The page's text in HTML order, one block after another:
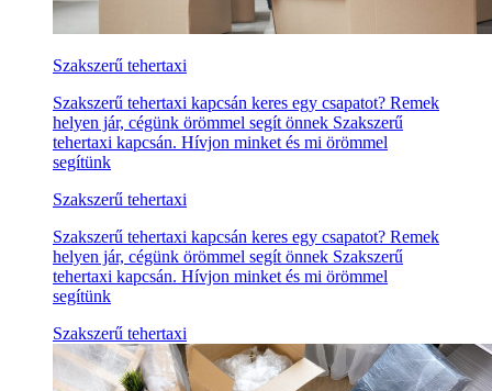
Szakszerű tehertaxi
Szakszerű tehertaxi kapcsán keres egy csapatot? Remek
helyen jár, cégünk örömmel segít önnek Szakszerű
tehertaxi kapcsán. Hívjon minket és mi örömmel
segítünk
Szakszerű tehertaxi
Szakszerű tehertaxi kapcsán keres egy csapatot? Remek
helyen jár, cégünk örömmel segít önnek Szakszerű
tehertaxi kapcsán. Hívjon minket és mi örömmel
segítünk
Szakszerű tehertaxi